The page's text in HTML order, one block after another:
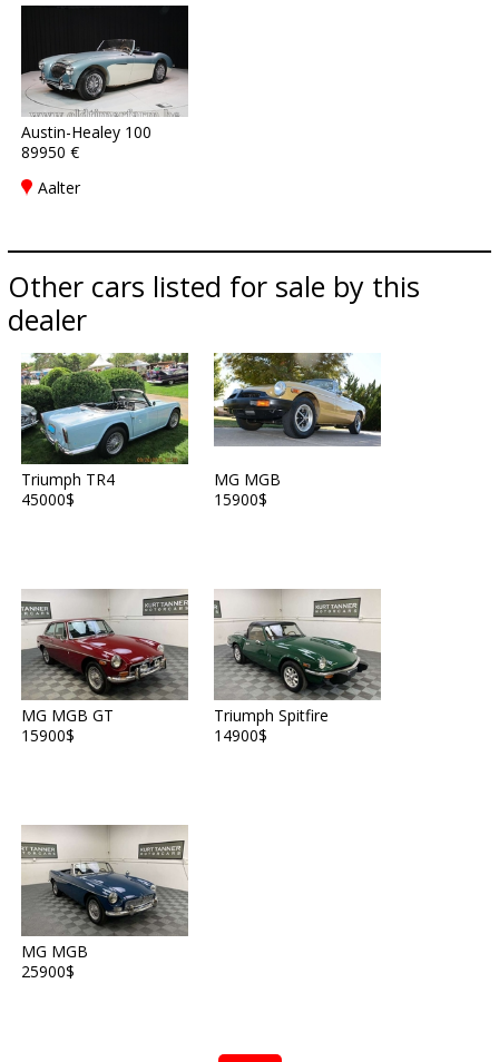
Austin-Healey 100
89950 €
Aalter
Other cars listed for sale by this
dealer
Triumph TR4
45000$
MG MGB
15900$
MG MGB GT
15900$
Triumph Spitfire
14900$
MG MGB
25900$